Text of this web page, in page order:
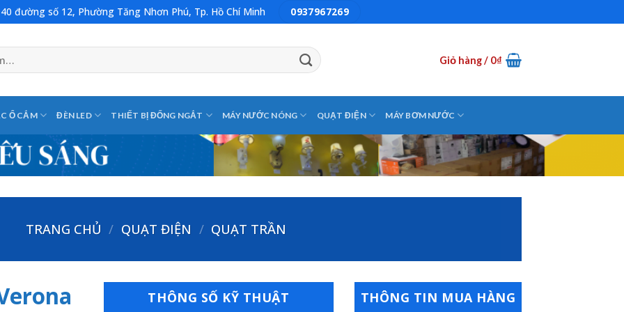
đường số 12, Phường Tăng Nhơn Phú, Tp. Hồ Chí Minh 0937967269
Giỏ hàng / 0₫
Ổ CẮM ĐÈN LED THIẾT BỊ ĐỐNG NGẮT MÁY NƯỚC NÓNG QUẠT ĐIỆN MÁY BƠM NƯỚC
TRANG CHỦ / QUẠT ĐIỆN / QUẠT TRẦN
THÔNG SỐ KỸ THUẬT THÔNG TIN MUA HÀNG